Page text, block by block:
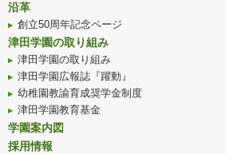
沿革
創立50周年記念ページ
津田学園の取り組み
津田学園の取り組み
津田学園広報誌『躍動』
幼稚園教諭育成奨学金制度
津田学園教育基金
学園案内図
採用情報